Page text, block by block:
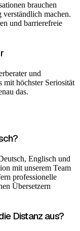
brauchen
verständlich machen.
und barrierefreie
und
mit höchster Seriosität
das.
Englisch und
mit unserem Team
professionelle
Übersetzern
Distanz aus?